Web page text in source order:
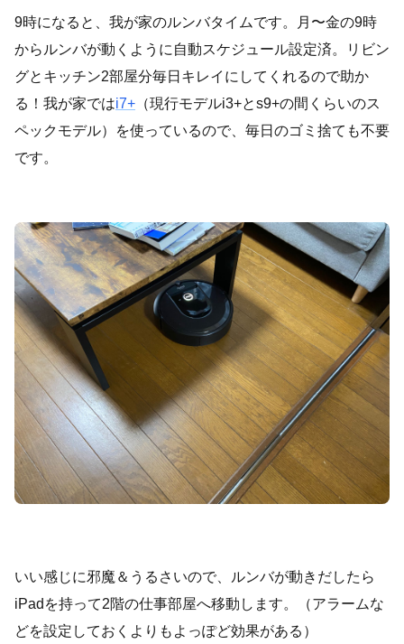
9時になると、我が家のルンバタイムです。月〜金の9時
からルンバが動くように自動スケジュール設定済。リビン
グとキッチン2部屋分毎日キレイにしてくれるので助か
る！我が家ではi7+ （現行モデルi3+とs9+の間くらいのス
ペックモデル）を使っているので、毎日のゴミ捨ても不要
です。
いい感じに邪魔＆うるさいので、ルンバが動きだしたら
iPadを持って2階の仕事部屋へ移動します。（アラームな
どを設定しておくよりもよっぽど効果がある）